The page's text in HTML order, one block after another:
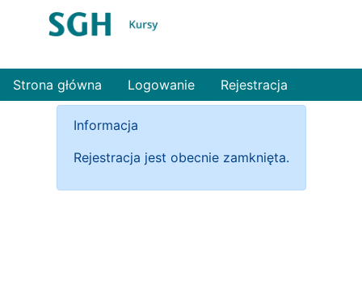
Strona główna Logowanie Rejestracja
Informacja
Rejestracja jest obecnie zamknięta.